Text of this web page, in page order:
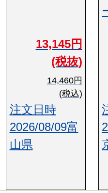
13,145円
(税抜)
14,460円
(税込)
注文日時
2026/08/09富
山県